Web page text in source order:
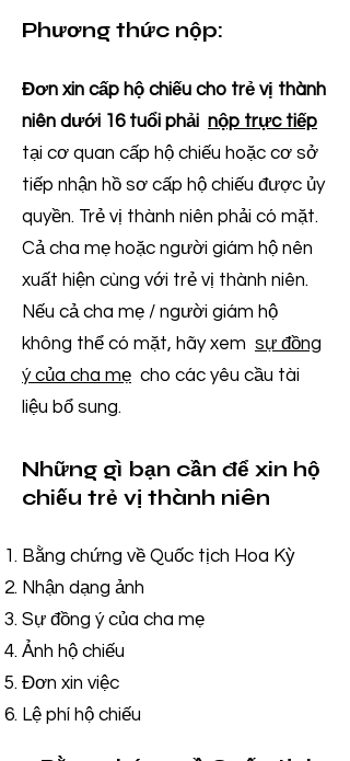
Phương thức nộp:
Đơn xin cấp hộ chiếu cho trẻ vị thành
niên dưới 16 tuổi phải nộp trực tiếp
tại cơ quan cấp hộ chiếu hoặc cơ sở
tiếp nhận hồ sơ cấp hộ chiếu được ủy
quyền. Trẻ vị thành niên phải có mặt.
Cả cha mẹ hoặc người giám hộ nên
xuất hiện cùng với trẻ vị thành niên.
Nếu cả cha mẹ / người giám hộ
không thể có mặt, hãy xem sự đồng
ý của cha mẹ cho các yêu cầu tài
liệu bổ sung.
Những gì bạn cần để xin hộ
chiếu trẻ vị thành niên
Bằng chứng về Quốc tịch Hoa Kỳ
Nhận dạng ảnh
Sự đồng ý của cha mẹ
Ảnh hộ chiếu
Đơn xin việc
Lệ phí hộ chiếu